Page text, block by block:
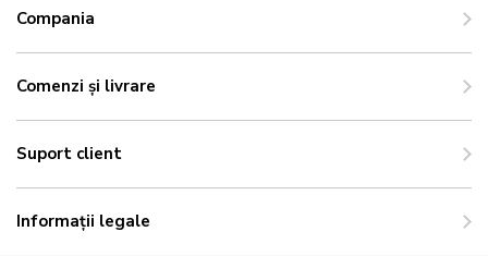
Compania
Comenzi și livrare
Suport client
Informații legale